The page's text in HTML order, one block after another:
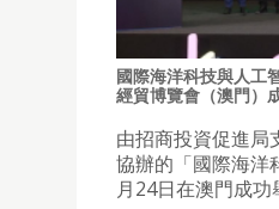
國際海洋科技與人工
經貿博覽會（澳門）
由招商投資促進局
協辦的「國際海洋
月24日在澳門成功